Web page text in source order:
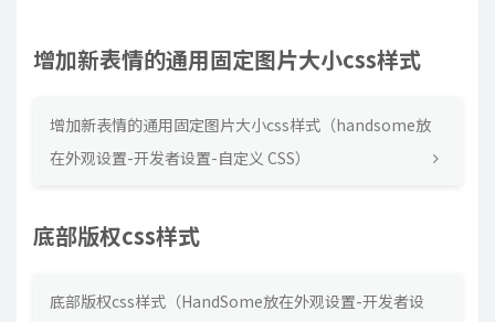
增加新表情的通用固定图片大小css样式
增加新表情的通用固定图片大小css样式（handsome放
在外观设置-开发者设置-自定义 CSS）
底部版权css样式
底部版权css样式（HandSome放在外观设置-开发者设